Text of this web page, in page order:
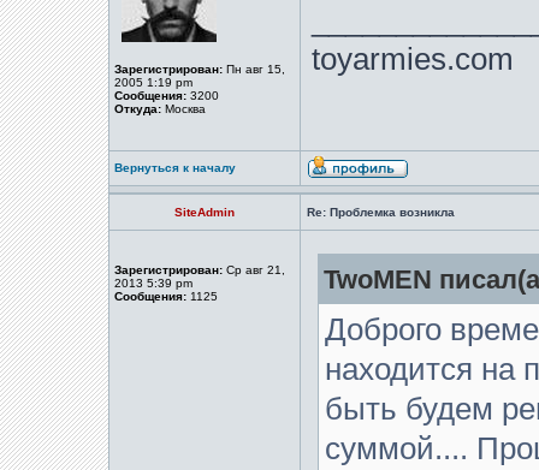
Зарегистрирован: Пн авг 15,
2005 1:19 pm
Сообщения: 3200
Откуда: Москва
toyarmies.com
Вернуться к началу
SiteAdmin Re: Проблемка возникла
Зарегистрирован: Ср авг 21,
2013 5:39 pm
Сообщения: 1125
TwoMEN
Доброго
находится на
быть будем
суммой....